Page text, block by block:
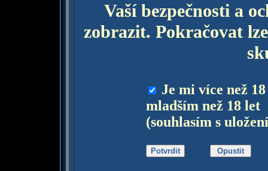
Vaší bezpečnosti a
zobrazit. Pokračovat
Je mi více než
mladším než 18 let
(souhlasím s